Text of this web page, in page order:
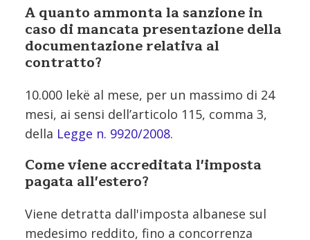
A quanto ammonta la sanzione in
caso di mancata presentazione della
documentazione relativa al
contratto?
10.000 lekë al mese, per un massimo di 24
mesi, ai sensi dell’articolo 115, comma 3,
della Legge n. 9920/2008.
Come viene accreditata l'imposta
pagata all'estero?
Viene detratta dall'imposta albanese sul
medesimo reddito, fino a concorrenza